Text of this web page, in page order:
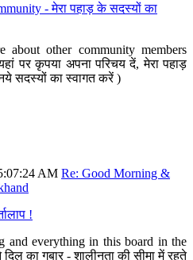
- मेरा पहाड़ के सदस्यों का
about other community members
पर कृपया अपना परिचय दें, मेरा पहाड़
सदस्यों का स्वागत करें )
AM Re: Good Morning &
!
and everything in this board in the
का गुबार - शालीनता की सीमा में रहते